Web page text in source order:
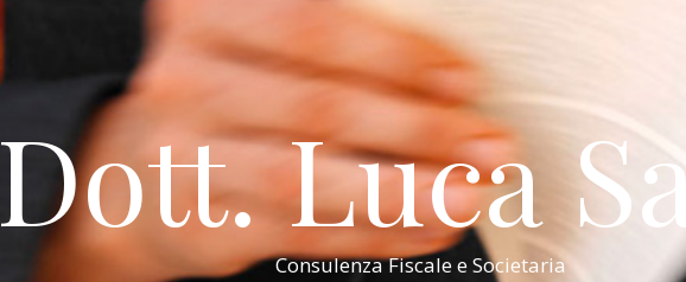
Dott. Luca
Consulenza Fiscale e Societaria